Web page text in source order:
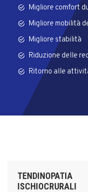
Migliore comfort
Migliore mobilità
Migliore stabilità
Riduzione delle
Ritorno alle
TENDINOPATIA
ISCHIOCRURALI